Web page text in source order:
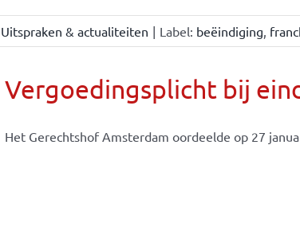
Uitspraken & actualiteiten | Label: beëindiging,
Vergoedingsplicht bij
Het Gerechtshof Amsterdam oordeelde op 27